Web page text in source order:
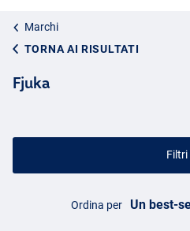
Marchi
TORNA AI RISULTATI
Fjuka
Filtri
Ordina per